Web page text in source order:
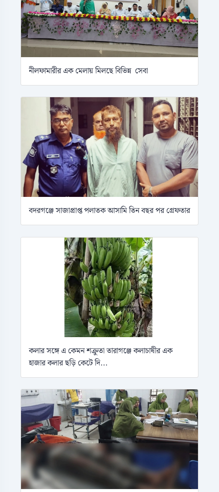
নীলফামারীর এক মেলায় মিলছে বিভিন্ন সেবা
বদরগঞ্জে সাজাপ্রাপ্ত পলাতক আসামি তিন বছর পর গ্রেফতার
কলার সঙ্গে এ কেমন শক্রুতা তারাগঞ্জে কলাচাষীর এক
হাজার কলার ছড়ি কেটে দি...